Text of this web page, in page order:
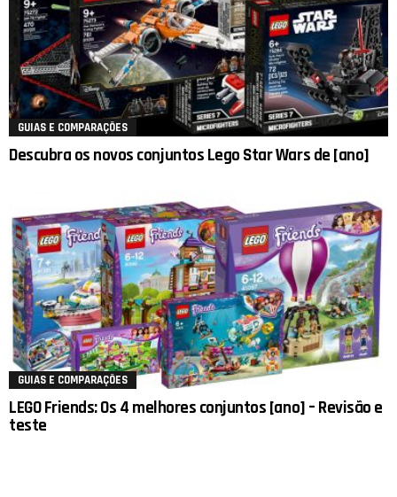
GUIAS E COMPARAÇÕES
Descubra os novos conjuntos Lego Star Wars de [ano]
GUIAS E COMPARAÇÕES
LEGO Friends: Os 4 melhores conjuntos [ano] – Revisão e
teste